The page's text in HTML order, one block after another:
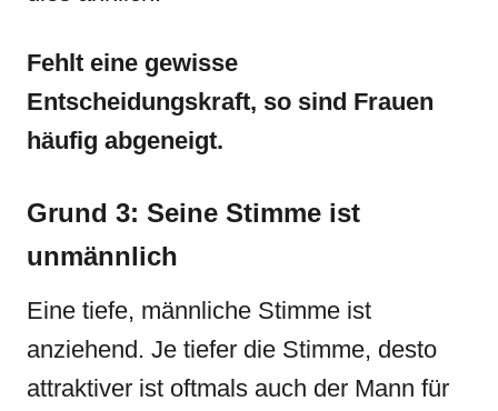
Fehlt eine gewisse
Entscheidungskraft, so sind Frauen
häufig abgeneigt.
Grund 3: Seine Stimme ist
unmännlich
Eine tiefe, männliche Stimme ist
anziehend. Je tiefer die Stimme, desto
attraktiver ist oftmals auch der Mann für